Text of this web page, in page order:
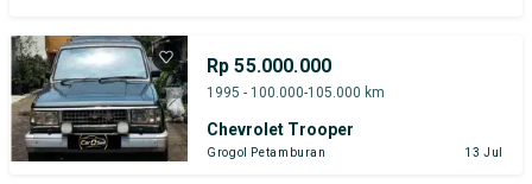
Rp 55.000.000
1995 - 100.000-105.000 km
Chevrolet Trooper
Grogol Petamburan 13 Jul